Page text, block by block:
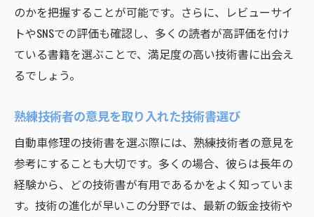
のかを把握することが可能です。さらに、レビューサイ
トやSNSでの評価も確認し、多くの読者が高評価を付け
ている書籍を選ぶことで、満足度の高い技術書に出会え
るでしょう。
熟練技術者の意見を取り入れた技術書選び
自動車修理の技術書を選ぶ際には、熟練技術者の意見を
参考にすることも大切です。多くの場合、彼らは長年の
経験から、どの技術書が有用であるかをよく知っていま
す。技術の進化が早いこの分野では、最新の鈑金技術や